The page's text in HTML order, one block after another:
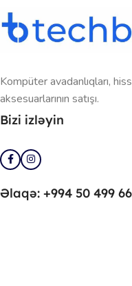
Kompüter avadanlıqları,
aksesuarlarının satışı.
Bizi izləyin
Əlaqə: +994 50 499